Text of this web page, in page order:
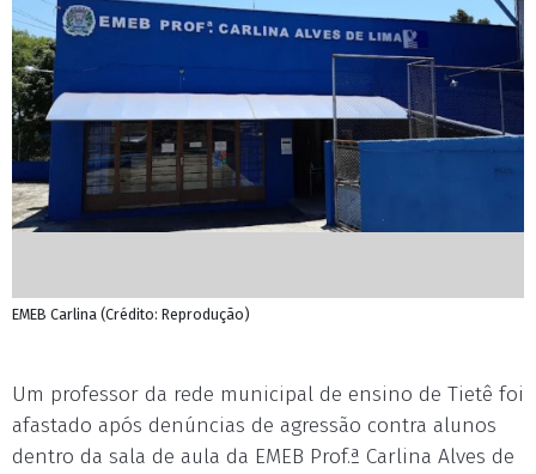
EMEB Carlina (Crédito: Reprodução)
Um professor da rede municipal de ensino de Tietê foi
afastado após denúncias de agressão contra alunos
dentro da sala de aula da EMEB Prof.ª Carlina Alves de